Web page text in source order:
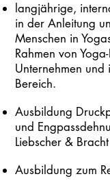
langjährige,
in der Anleitung
Menschen in
Rahmen von
Unternehmen und
Bereich.
Ausbildung
und
Liebscher & Bracht
Ausbildung zum